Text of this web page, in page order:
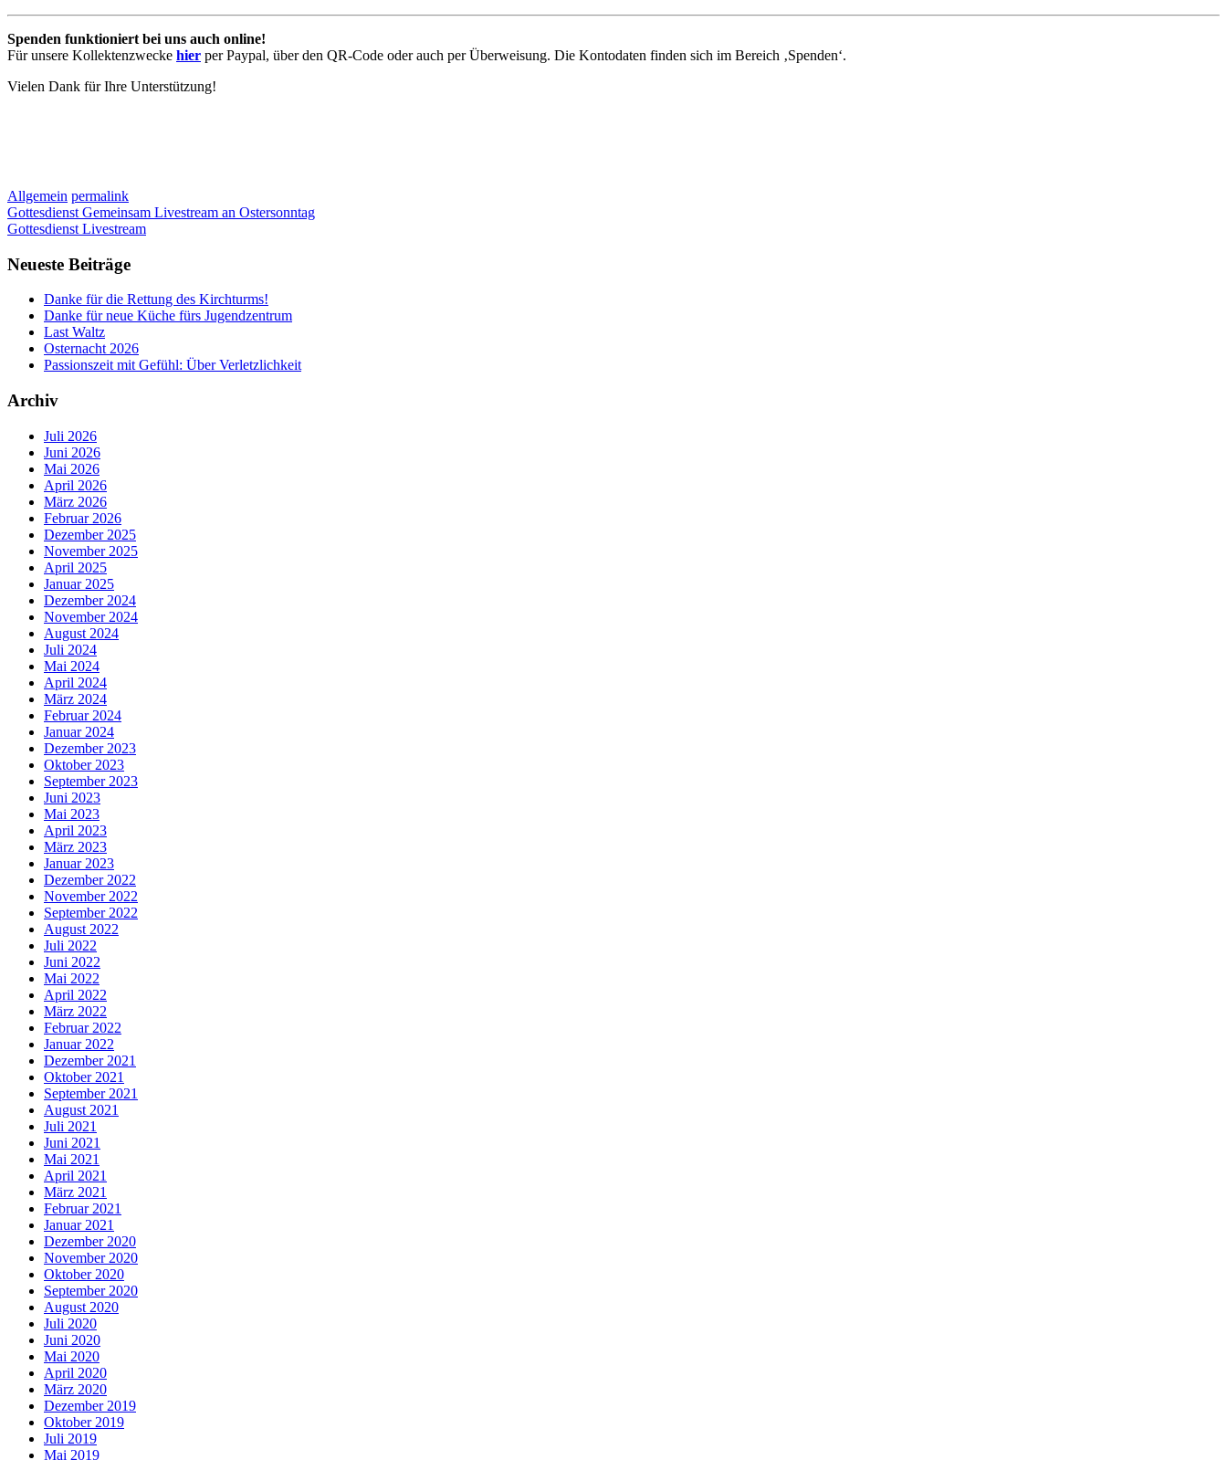
Spenden funktioniert bei uns auch online!
Für unsere Kollektenzwecke hier per Paypal, über den QR-Code oder auch per Überweisung. Die Kontodaten finden sich im Bereich ‚Spenden‘.
Vielen Dank für Ihre Unterstützung!
Allgemein permalink
Beitragsnavigation
Gottesdienst Gemeinsam Livestream an Ostersonntag
Gottesdienst Livestream
Neueste Beiträge
Danke für die Rettung des Kirchturms!
Danke für neue Küche fürs Jugendzentrum
Last Waltz
Osternacht 2026
Passionszeit mit Gefühl: Über Verletzlichkeit
Archiv
Juli 2026
Juni 2026
Mai 2026
April 2026
März 2026
Februar 2026
Dezember 2025
November 2025
April 2025
Januar 2025
Dezember 2024
November 2024
August 2024
Juli 2024
Mai 2024
April 2024
März 2024
Februar 2024
Januar 2024
Dezember 2023
Oktober 2023
September 2023
Juni 2023
Mai 2023
April 2023
März 2023
Januar 2023
Dezember 2022
November 2022
September 2022
August 2022
Juli 2022
Juni 2022
Mai 2022
April 2022
März 2022
Februar 2022
Januar 2022
Dezember 2021
Oktober 2021
September 2021
August 2021
Juli 2021
Juni 2021
Mai 2021
April 2021
März 2021
Februar 2021
Januar 2021
Dezember 2020
November 2020
Oktober 2020
September 2020
August 2020
Juli 2020
Juni 2020
Mai 2020
April 2020
März 2020
Dezember 2019
Oktober 2019
Juli 2019
Mai 2019